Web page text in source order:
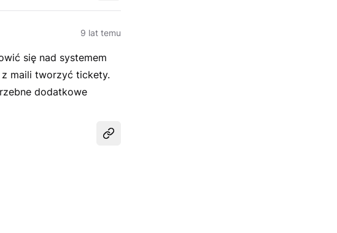
9 lat temu
się nad systemem
maili tworzyć tickety.
dodatkowe
Udostępnij